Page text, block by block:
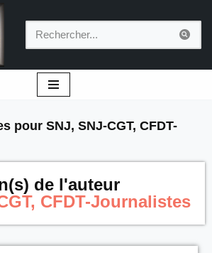
pour SNJ, SNJ-CGT, CFDT-
de l'auteur
CFDT-Journalistes